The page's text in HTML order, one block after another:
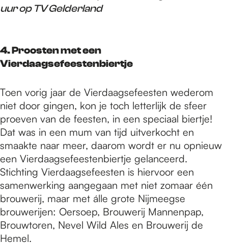
uur op TV Gelderland
4. Proosten met een
Vierdaagsefeestenbiertje
Toen vorig jaar de Vierdaagsefeesten wederom
niet door gingen, kon je toch letterlijk de sfeer
proeven van de feesten, in een speciaal biertje!
Dat was in een mum van tijd uitverkocht en
smaakte naar meer, daarom wordt er nu opnieuw
een Vierdaagsefeestenbiertje gelanceerd.
Stichting Vierdaagsefeesten is hiervoor een
samenwerking aangegaan met niet zomaar één
brouwerij, maar met álle grote Nijmeegse
brouwerijen: Oersoep, Brouwerij Mannenpap,
Brouwtoren, Nevel Wild Ales en Brouwerij de
Hemel.